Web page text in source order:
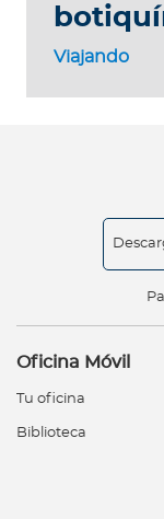
Viajando
Oficina Móvil
Tu oficina
Biblioteca